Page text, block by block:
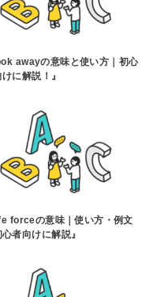
awayの意味と使い方｜初心
に解説！』
forceの意味｜使い方・例文
心者向けに解説』